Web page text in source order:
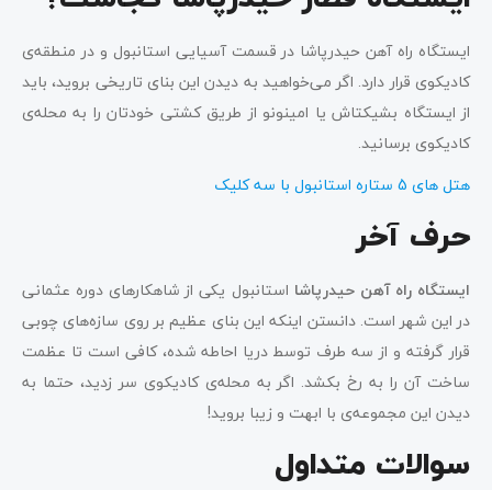
ایستگاه راه آهن حیدرپاشا در قسمت آسیایی استانبول و در منطقه‌ی
کادیکوی قرار دارد. اگر می‌خواهید به دیدن این بنای تاریخی بروید، باید
از ایستگاه بشیکتاش یا امینونو از طریق کشتی خودتان را به محله‌ی
کادیکوی برسانید.
هتل های 5 ستاره استانبول با سه کلیک
حرف آخر
ایستگاه راه ‌آهن حیدرپاشا استانبول یکی از شاهکارهای دوره عثمانی
در این شهر است. دانستن اینکه این بنای عظیم بر روی سازه‌های چوبی
قرار گرفته و از سه طرف توسط دریا احاطه شده، کافی است تا عظمت
ساخت آن را به رخ بکشد. اگر به محله‌ی کادیکوی سر زدید، حتما به
دیدن این مجموعه‌ی با ابهت و زیبا بروید!
سوالات متداول